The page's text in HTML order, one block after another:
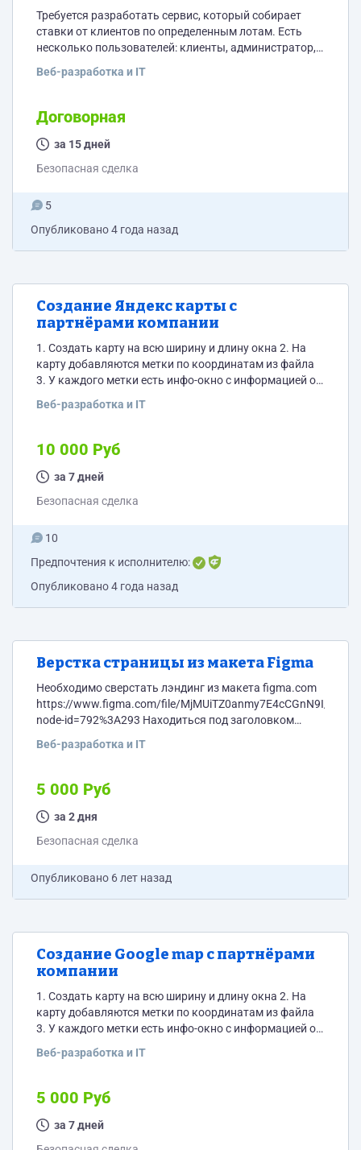
Требуется разработать сервис, который собирает
ставки от клиентов по определенным лотам. Есть
несколько пользователей: клиенты, администратор, и
чат ботом в телеграмме, где отвечают на вопрос по их
задается такой вопрос, то показывается текущая
позиция по нему. Таких вопросов может быть около
100 штук. Вся информация собирается в базе данных
Веб-разработка и IT
Договорная
за 15 дней
Безопасная сделка
5
Опубликовано4 года назад
Cоздание Яндекс карты c
партнёрами компании
1. Создать карту на всю ширину и длину окна 2. На
карту добавляются метки по координатам из файла
3. У каждого метки есть инфо-окно с информацией о
скидка, ндс, координаты и доп. условия 4. При
окно закрывается 5. Индивидуальная иконка метки
присваивается из названия в колонке ico_img, файлы
с индивидуальными иконками хранятся в...
Веб-разработка и IT
10 000 Руб
за 7 дней
Безопасная сделка
10
Предпочтения к исполнителю:
Опубликовано4 года назад
Верстка страницы из макета Figma
Необходимо сверстать лэндинг из макета figma.com
https://www.figma.com/file/MjMUiTZ0anmy7E4cCGnN9I/
node-id=792%3A293 Находиться под заголовком
Веб-разработка и IT
5 000 Руб
за 2 дня
Безопасная сделка
Опубликовано 6 лет назад
Cоздание Google map c партнёрами
компании
1. Создать карту на всю ширину и длину окна 2. На
карту добавляются метки по координатам из файла
3. У каждого метки есть инфо-окно с информацией о
категорию 4. При выборе нового партнёра
Индивидуальная иконка метки присваивается из
названия в колонке ico_img, файлы с
индивидуальными иконками хранятся в папке
Веб-разработка и IT
5 000 Руб
за 7 дней